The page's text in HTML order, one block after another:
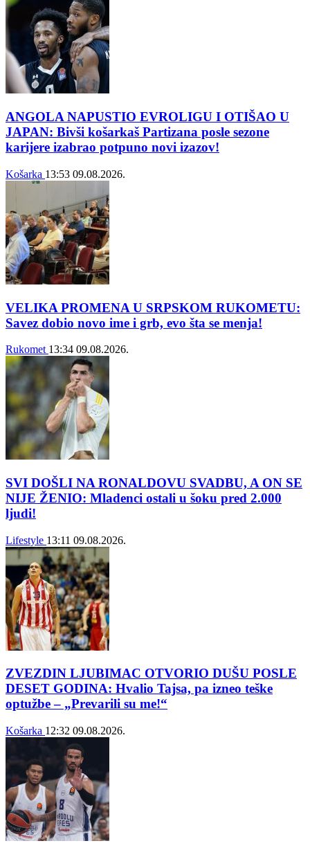
ANGOLA NAPUSTIO EVROLIGU I OTIŠAO U
JAPAN: Bivši košarkaš Partizana posle sezone
karijere izabrao potpuno novi izazov!
Košarka 13:53 09.08.2026.
VELIKA PROMENA U SRPSKOM RUKOMETU:
Savez dobio novo ime i grb, evo šta se menja!
Rukomet 13:34 09.08.2026.
SVI DOŠLI NA RONALDOVU SVADBU, A ON SE
NIJE ŽENIO: Mladenci ostali u šoku pred 2.000
ljudi!
Lifestyle 13:11 09.08.2026.
ZVEZDIN LJUBIMAC OTVORIO DUŠU POSLE
DESET GODINA: Hvalio Tajsa, pa izneo teške
optužbe – „Prevarili su me!“
Košarka 12:32 09.08.2026.